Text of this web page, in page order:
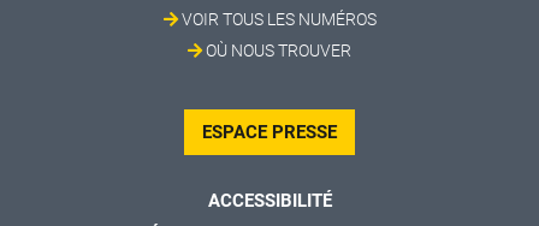
VOIR TOUS LES NUMÉROS
OÙ NOUS TROUVER
ESPACE PRESSE
ACCESSIBILITÉ